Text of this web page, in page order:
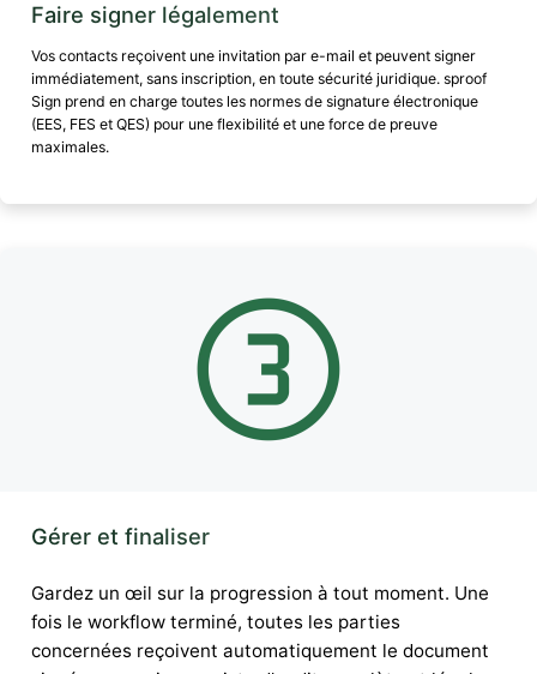
Faire signer légalement
Vos contacts reçoivent une invitation par e-mail et peuvent signer
immédiatement, sans inscription, en toute sécurité juridique. sproof
Sign prend en charge toutes les normes de signature électronique
(EES, FES et QES) pour une flexibilité et une force de preuve
maximales.
Gérer et finaliser
Gardez un œil sur la progression à tout moment. Une
fois le workflow terminé, toutes les parties
concernées reçoivent automatiquement le document